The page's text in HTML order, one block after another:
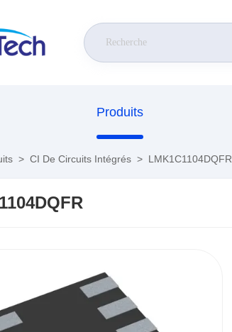
Produits
> CI De Circuits Intégrés > LMK1C1104DQFR